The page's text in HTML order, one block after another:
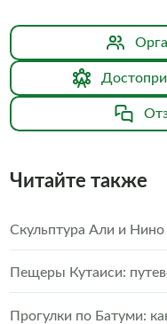
Читайте также
Скульптура Али и Нино
Пещеры Кутаиси:
Прогулки по Батуми: